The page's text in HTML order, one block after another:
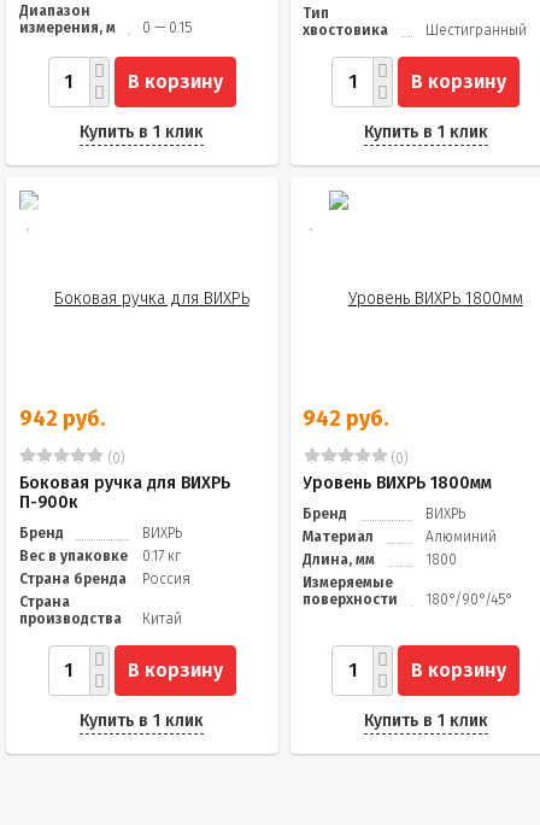
Диапазон
измерения, м
0 — 0.15
В корзину
Купить в 1 клик
Тип
хвостовика
Шестигранный
В корзину
Купить в 1 клик
942 руб.
(0)
Боковая ручка для ВИХРЬ
П-900к
Бренд
ВИХРЬ
Вес в упаковке
0.17 кг
Страна бренда
Россия
Страна
производства
Китай
В корзину
Купить в 1 клик
942 руб.
(0)
Уровень ВИХРЬ 1800мм
Бренд
ВИХРЬ
Материал
Алюминий
Длина, мм
1800
Измеряемые
поверхности
180°/90°/45°
В корзину
Купить в 1 клик